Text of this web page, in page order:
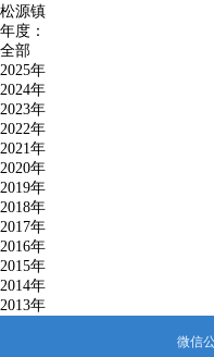
松源镇
年度：
全部
2025年
2024年
2023年
2022年
2021年
2020年
2019年
2018年
2017年
2016年
2015年
2014年
2013年
微信